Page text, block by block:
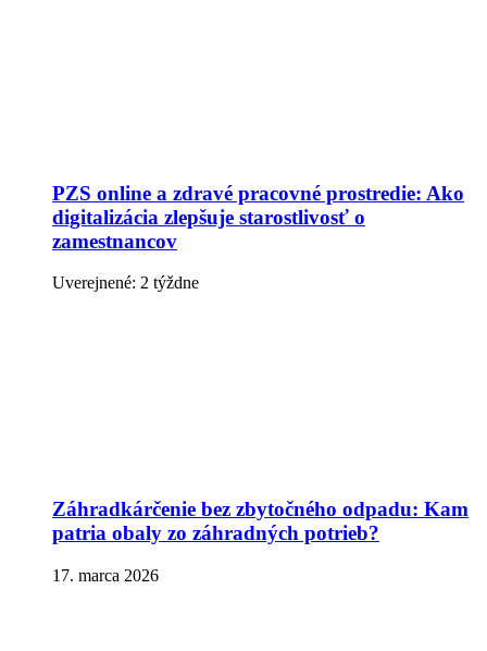
PZS online a zdravé pracovné prostredie: Ako
digitalizácia zlepšuje starostlivosť o
zamestnancov
Uverejnené: 2 týždne
Záhradkárčenie bez zbytočného odpadu: Kam
patria obaly zo záhradných potrieb?
17. marca 2026